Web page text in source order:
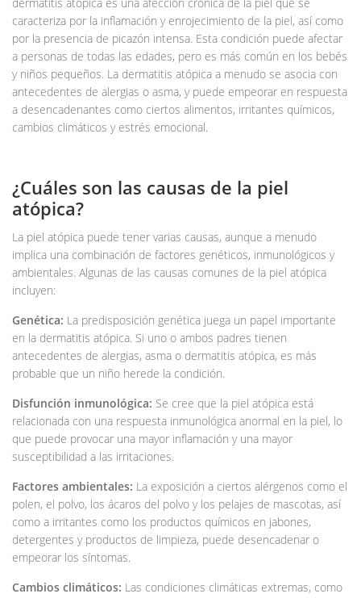
caracteriza por la inflamación y enrojecimiento de la piel, así como
por la presencia de picazón intensa. Esta condición puede afectar
a personas de todas las edades, pero es más común en los bebés
y niños pequeños. La dermatitis atópica a menudo se asocia con
antecedentes de alergias o asma, y puede empeorar en respuesta
a desencadenantes como ciertos alimentos, irritantes químicos,
cambios climáticos y estrés emocional.
¿Cuáles son las causas de la piel
atópica?
La piel atópica puede tener varias causas, aunque a menudo
implica una combinación de factores genéticos, inmunológicos y
ambientales. Algunas de las causas comunes de la piel atópica
incluyen:
Genética: La predisposición genética juega un papel importante
en la dermatitis atópica. Si uno o ambos padres tienen
antecedentes de alergias, asma o dermatitis atópica, es más
probable que un niño herede la condición.
Disfunción inmunológica: Se cree que la piel atópica está
relacionada con una respuesta inmunológica anormal en la piel, lo
que puede provocar una mayor inflamación y una mayor
susceptibilidad a las irritaciones.
Factores ambientales: La exposición a ciertos alérgenos como el
polen, el polvo, los ácaros del polvo y los pelajes de mascotas, así
como a irritantes como los productos químicos en jabones,
detergentes y productos de limpieza, puede desencadenar o
empeorar los síntomas.
Cambios climáticos: Las condiciones climáticas extremas, como